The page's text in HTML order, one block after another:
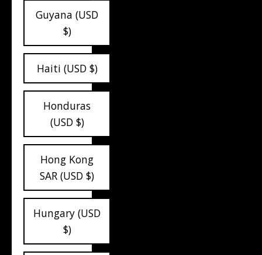
Guyana (USD
$)
Haiti (USD $)
Honduras
(USD $)
Hong Kong
SAR (USD $)
Hungary (USD
$)